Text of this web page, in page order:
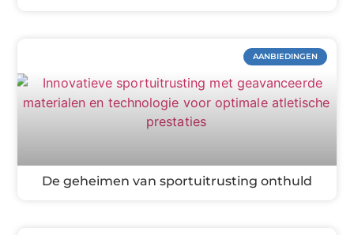
AANBIEDINGEN
De geheimen van sportuitrusting onthuld